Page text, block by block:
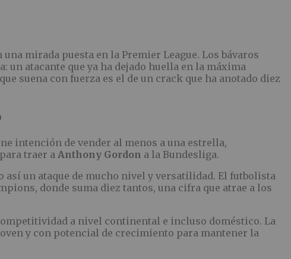
mirada puesta en la Premier League. Los bávaros
atacante que ya ha dejado huella en la máxima
suena con fuerza es el de un crack que ha anotado diez
intención de vender al menos a una estrella,
traer a Anthony Gordon a la Bundesliga.
así un ataque de mucho nivel y versatilidad. El futbolista
donde suma diez tantos, una cifra que atrae a los
a nivel continental e incluso doméstico. La
y con potencial de crecimiento para mantener la